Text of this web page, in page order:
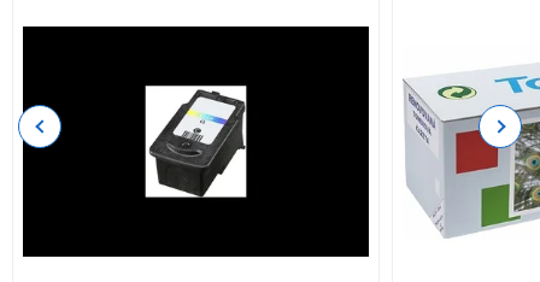
Previous Next